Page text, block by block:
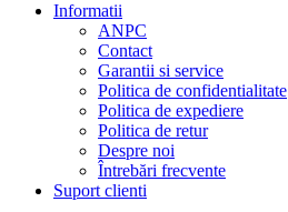
Informatii
ANPC
Contact
Garantii si service
Politica de confidentialitate
Politica de expediere
Politica de retur
Despre noi
Întrebări frecvente
Suport clienti